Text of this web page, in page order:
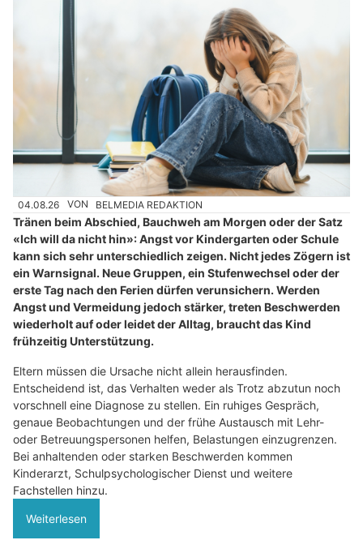
04.08.26 VON BELMEDIA REDAKTION
Tränen beim Abschied, Bauchweh am Morgen oder der Satz
«Ich will da nicht hin»: Angst vor Kindergarten oder Schule
kann sich sehr unterschiedlich zeigen. Nicht jedes Zögern ist
ein Warnsignal. Neue Gruppen, ein Stufenwechsel oder der
erste Tag nach den Ferien dürfen verunsichern. Werden
Angst und Vermeidung jedoch stärker, treten Beschwerden
wiederholt auf oder leidet der Alltag, braucht das Kind
frühzeitig Unterstützung.
Eltern müssen die Ursache nicht allein herausfinden.
Entscheidend ist, das Verhalten weder als Trotz abzutun noch
vorschnell eine Diagnose zu stellen. Ein ruhiges Gespräch,
genaue Beobachtungen und der frühe Austausch mit Lehr-
oder Betreuungspersonen helfen, Belastungen einzugrenzen.
Bei anhaltenden oder starken Beschwerden kommen
Kinderarzt, Schulpsychologischer Dienst und weitere
Fachstellen hinzu.
Weiterlesen